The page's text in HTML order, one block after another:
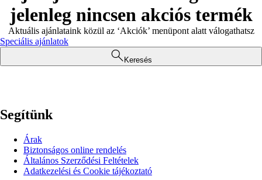
jelenleg nincsen akciós termék
Aktuális ajánlataink közül az ‘Akciók’ menüpont alatt válogathatsz
Speciális ajánlatok
Keresés
Segítünk
Árak
Biztonságos online rendelés
Általános Szerződési Feltételek
Adatkezelési és Cookie tájékoztató